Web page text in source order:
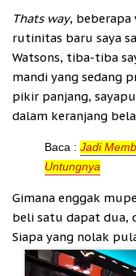
Thats way,
rutinitas baru saya
Watsons, tiba-tiba
mandi yang sedang
pikir panjang,
dalam keranjang
Baca : Jadi
Untungnya
Gimana enggak
beli satu dapat dua,
Siapa yang nolak